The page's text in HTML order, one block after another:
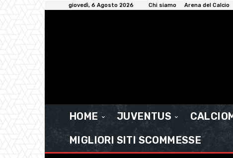
giovedì, 6 Agosto 2026 Chi siamo Arena del Calcio
HOME JUVENTUS
MIGLIORI SITI SCOMMESSE